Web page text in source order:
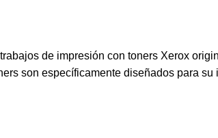
de impresión con toners Xerox
son específicamente diseñados para su